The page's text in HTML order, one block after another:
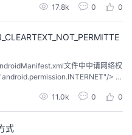
打开... 17.8k 0 0
文件中申请网络权
11.0k 0 0
式